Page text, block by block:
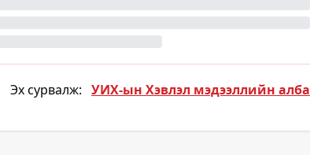
Эх сурвалж: УИХ-ын Хэвлэл мэдээллийн алба